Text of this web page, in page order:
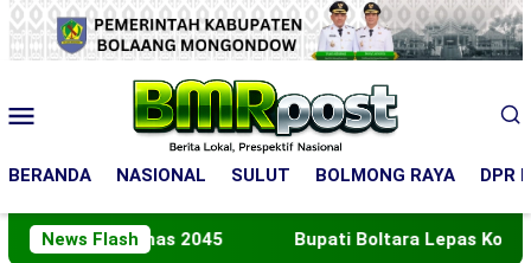
Loncat
ke
konten
Mobile
BERANDA NASIONAL SULUT BOLMONG RAYA DPR
News Flash
Emas 2045 Bupati Boltara Lepas Kontingen